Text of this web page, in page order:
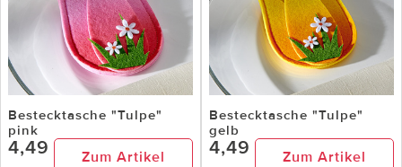
Bestecktasche "Tulpe"
pink
4,49 Zum Artikel
Bestecktasche "Tulpe"
gelb
4,49 Zum Artikel